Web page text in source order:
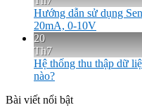
Hướng dẫn sử dụng
20mA, 0-10V
20
Th7
Hệ thống thu thập dữ
nào?
Bài viết nổi bật